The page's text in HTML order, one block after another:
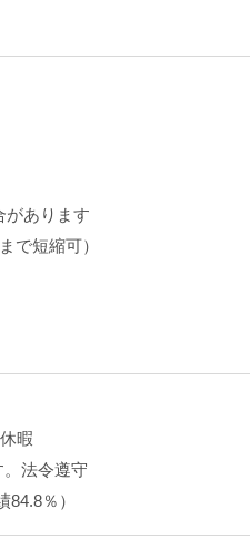
があります
で短縮可）
暇
法令遵守
％）